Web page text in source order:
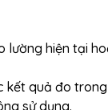
hiện tại
kết quả đo
sử dụng.